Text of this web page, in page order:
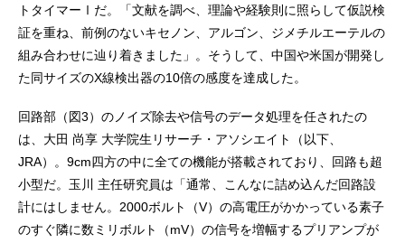
トタイマーⅠだ。「文献を調べ、理論や経験則に照らして仮説検
証を重ね、前例のないキセノン、アルゴン、ジメチルエーテルの
組み合わせに辿り着きました」。そうして、中国や米国が開発し
た同サイズのX線検出器の10倍の感度を達成した。
回路部（図3）のノイズ除去や信号のデータ処理を任されたの
は、大田 尚享 大学院生リサーチ・アソシエイト（以下、
JRA）。9cm四方の中に全ての機能が搭載されており、回路も超
小型だ。玉川 主任研究員は「通常、こんなに詰め込んだ回路設
計にはしません。2000ボルト（V）の高電圧がかかっている素子
のすぐ隣に数ミリボルト（mV）の信号を増幅するプリアンプが